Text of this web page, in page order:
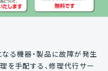
る機器・製品に故障が発生
を手配する、修理代行サー